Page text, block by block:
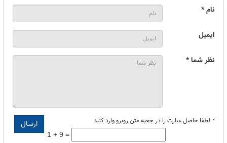
نام *
ایمیل
نظر شما *
* لطفا حاصل عبارت را در جعبه متن روبرو وارد کنید
1 + 9 =